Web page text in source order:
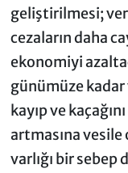
geliştirilmesi;
cezaların daha
ekonomiyi
günümüze kadar
kayıp ve
artmasına
varlığı bir sebep